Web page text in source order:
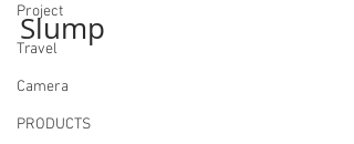
Project
Travel
Camera
PRODUCTS
Slump